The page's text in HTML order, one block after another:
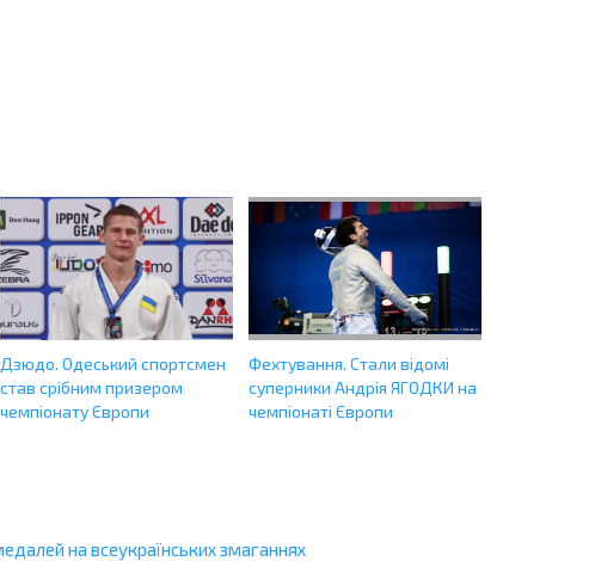
Дзюдо. Одеський спортсмен
став срібним призером
чемпіонату Європи
Фехтування. Cтали відомі
суперники Андрія ЯГОДКИ на
чемпіонаті Європи
на всеукраїнських змаганнях